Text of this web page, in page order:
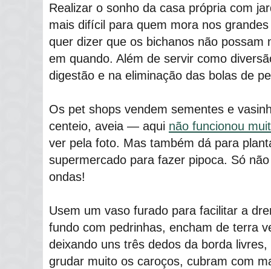
Realizar o sonho da casa própria com
mais difícil para quem mora nos
quer dizer que os bichanos não possam
em quando. Além de servir como
digestão e na eliminação das bolas de
Os pet shops vendem sementes e
centeio, aveia ― aqui não funcionou
ver pela foto. Mas também dá para
supermercado para fazer pipoca. Só
ondas!
Usem um vaso furado para facilitar a
fundo com pedrinhas, encham de terra
deixando uns três dedos da borda
grudar muito os caroços, cubram com